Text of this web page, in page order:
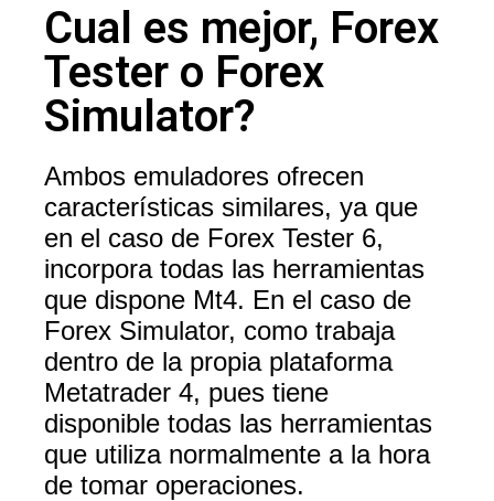
Cual es mejor, Forex
Tester o Forex
Simulator?
Ambos emuladores ofrecen
características similares, ya que
en el caso de Forex Tester 6,
incorpora todas las herramientas
que dispone Mt4. En el caso de
Forex Simulator, como trabaja
dentro de la propia plataforma
Metatrader 4, pues tiene
disponible todas las herramientas
que utiliza normalmente a la hora
de tomar operaciones.